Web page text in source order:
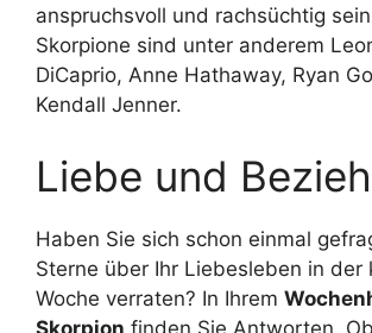
anspruchsvoll und rachsüchtig
Skorpione sind unter anderem
DiCaprio, Anne Hathaway, Ryan
Kendall Jenner.
Liebe und
Haben Sie sich schon einmal
Sterne über Ihr Liebesleben in der
Woche verraten? In Ihrem
Skorpion finden Sie Antworten.